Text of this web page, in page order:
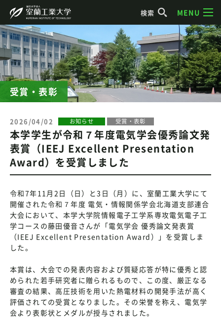
検索 MENU
受賞・表彰
2026/04/02 お知らせ 受賞・表彰
本学学生が令和７年度電気学会優秀論文発
表賞（IEEJ Excellent Presentation
Award）を受賞しました
令和7年11月2日（日）と3日（月）に、室蘭工業大学にて
開催された令和７年度 電気・情報関係学会北海道支部連合
大会において、本学大学院情報電子工学系専攻電気電子工
学コースの藤田優音さんが「電気学会 優秀論文発表賞
（IEEJ Excellent Presentation Award）」を受賞しま
した。
本賞は、大会での発表内容および質疑応答が特に優秀と認
められた若手研究者に贈られるもので、この度、厳正なる
審査の結果、高圧技術を用いた熱電材料の開発手法が高く
評価されての受賞となりました。その栄誉を称え、電気学
会より表彰状とメダルが授与されました。